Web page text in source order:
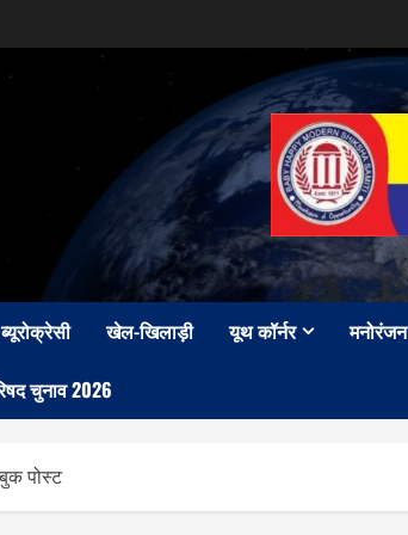
ब्यूरोक्रेसी खेल-खिलाड़ी यूथ कॉर्नर मनोरंजन
चुनाव 2026
पोस्ट